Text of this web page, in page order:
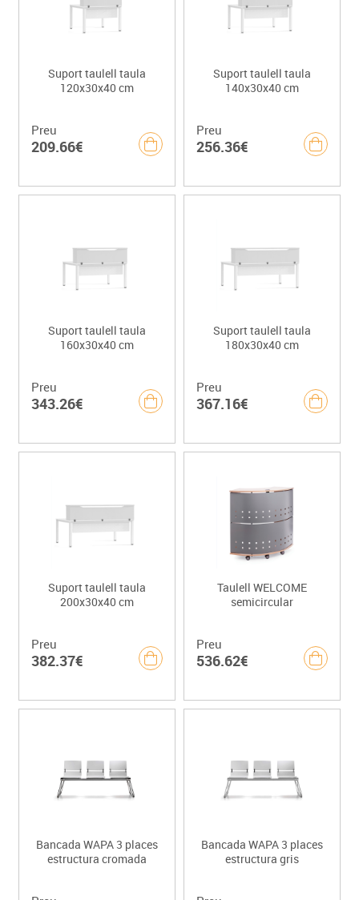
Suport taulell taula
120x30x40 cm
Preu
209.66€
Suport taulell taula
140x30x40 cm
Preu
256.36€
Suport taulell taula
160x30x40 cm
Preu
343.26€
Suport taulell taula
180x30x40 cm
Preu
367.16€
Suport taulell taula
200x30x40 cm
Preu
382.37€
Taulell WELCOME
semicircular
Preu
536.62€
Bancada WAPA 3 places
estructura cromada
Bancada WAPA 3 places
estructura gris